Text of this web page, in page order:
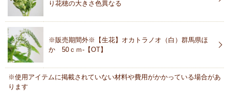
り花穂の大きさ色異なる
※販売期間外※【生花】オカトラノオ（白）群馬県ほ
か 50ｃｍ-【OT】
※使用アイテムに掲載されていない材料や費用がかかっている場合があ
ります